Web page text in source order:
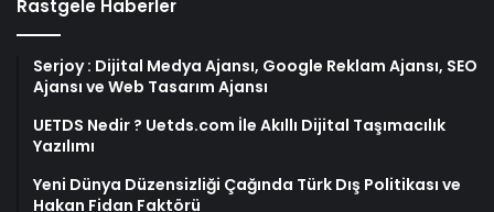
Rastgele Haberler
Serjoy : Dijital Medya Ajansı, Google Reklam Ajansı, SEO
Ajansı ve Web Tasarım Ajansı
UETDS Nedir ? Uetds.com İle Akıllı Dijital Taşımacılık
Yazılımı
Yeni Dünya Düzensizliği Çağında Türk Dış Politikası ve
Hakan Fidan Faktörü